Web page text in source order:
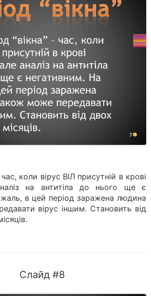
час, коли вірус ВІЛ присутній в крові
на антитіла до нього ще є
в цей період заражена людина
вірус іншим. Становить від
Слайд #8